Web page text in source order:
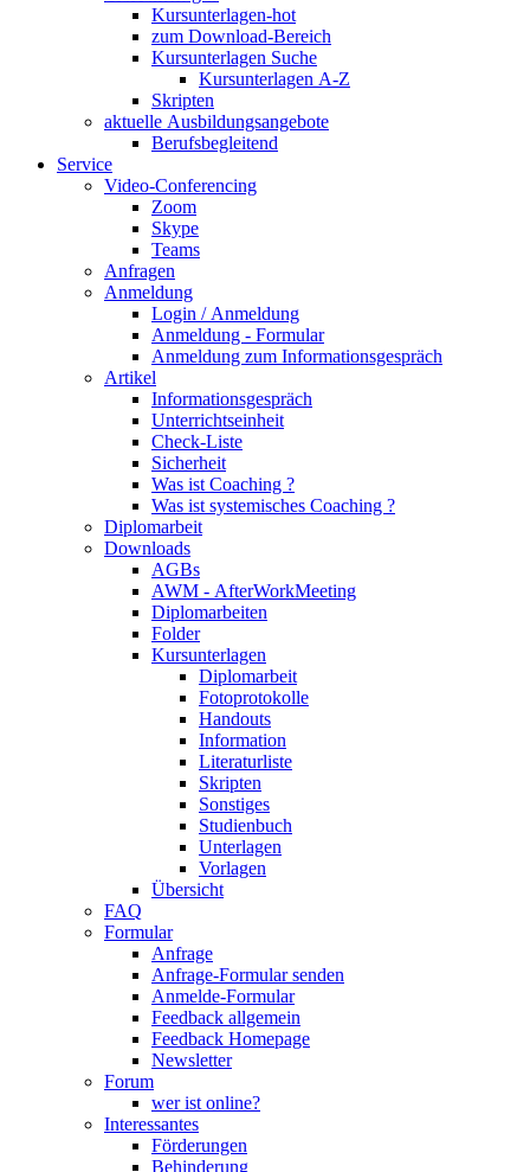
Kursunterlagen-hot
zum Download-Bereich
Kursunterlagen Suche
Kursunterlagen A-Z
Skripten
aktuelle Ausbildungsangebote
Berufsbegleitend
Service
Video-Conferencing
Zoom
Skype
Teams
Anfragen
Anmeldung
Login / Anmeldung
Anmeldung - Formular
Anmeldung zum Informationsgespräch
Artikel
Informationsgespräch
Unterrichtseinheit
Check-Liste
Sicherheit
Was ist Coaching ?
Was ist systemisches Coaching ?
Diplomarbeit
Downloads
AGBs
AWM - AfterWorkMeeting
Diplomarbeiten
Folder
Kursunterlagen
Diplomarbeit
Fotoprotokolle
Handouts
Information
Literaturliste
Skripten
Sonstiges
Studienbuch
Unterlagen
Vorlagen
Übersicht
FAQ
Formular
Anfrage
Anfrage-Formular senden
Anmelde-Formular
Feedback allgemein
Feedback Homepage
Newsletter
Forum
wer ist online?
Interessantes
Förderungen
Behinderung